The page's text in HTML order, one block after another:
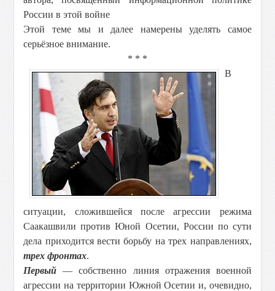
России в этой войне
Этой теме мы и далее намерены уделять самое
серьёзное внимание.
* * *
В
ситуации, сложившейся после агрессии режима
Саакашвили против Юной Осетии, России по сути
дела приходится вести борьбу на трех направлениях,
трех фронтах.
Первый — собственно линия отражения военной
агрессии на территории Южной Осетии и, очевидно,